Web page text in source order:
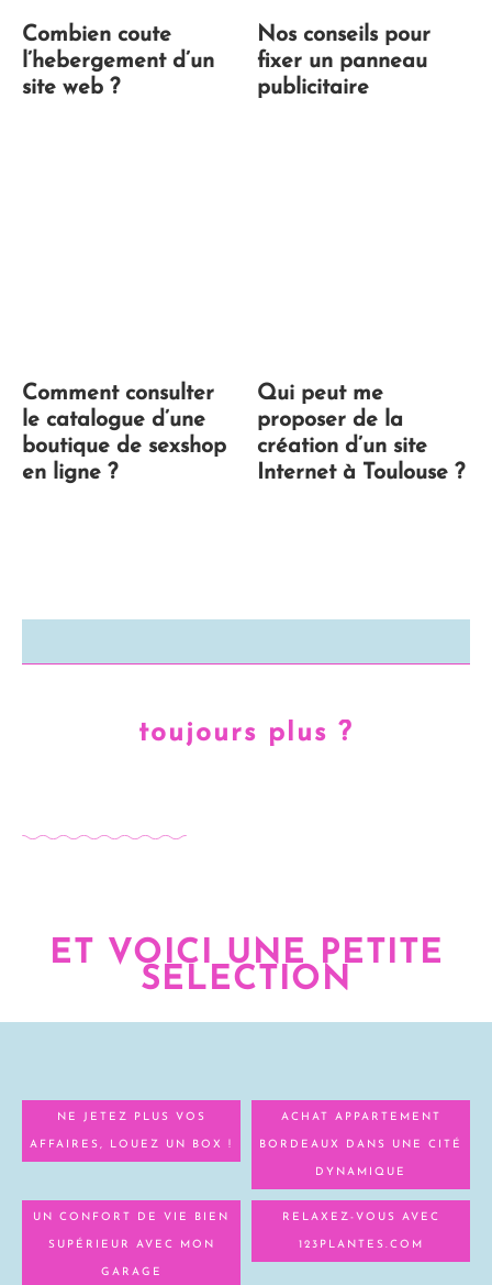
Combien coute
l’hebergement d’un
site web ?
Nos conseils pour
fixer un panneau
publicitaire
Comment consulter
le catalogue d’une
boutique de sexshop
en ligne ?
Qui peut me
proposer de la
création d’un site
Internet à Toulouse ?
toujours plus ?
ET VOICI UNE PETITE
SELECTION
NE JETEZ PLUS VOS
AFFAIRES, LOUEZ UN BOX !
ACHAT APPARTEMENT
BORDEAUX DANS UNE CITÉ
DYNAMIQUE
UN CONFORT DE VIE BIEN
SUPÉRIEUR AVEC MON
GARAGE
RELAXEZ-VOUS AVEC
123PLANTES.COM